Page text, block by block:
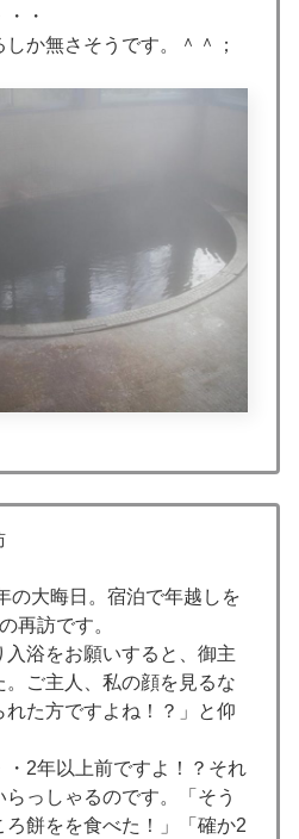
・
か無さそうです。＾＾；
の大晦日。宿泊で年越しを
再訪です。
浴をお願いすると、御主
。ご主人、私の顔を見るな
れた方ですよね！？」と仰
・2年以上前ですよ！？それ
っしゃるのです。「そう
餅をを食べた！」「確か2